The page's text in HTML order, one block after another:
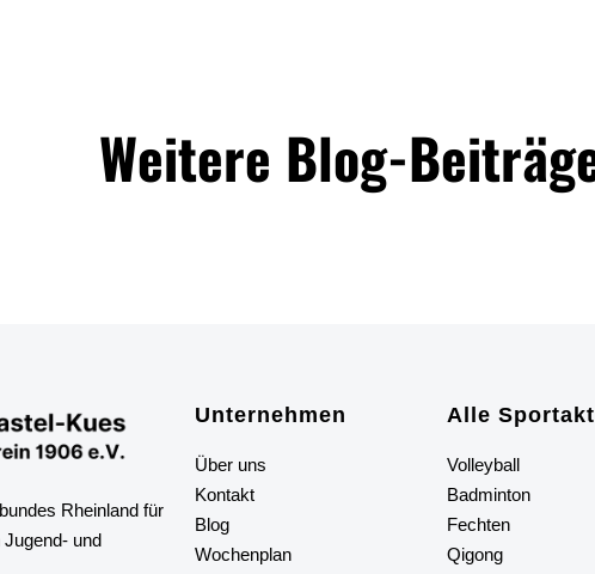
Weitere Blog-
Rheinland für
und
Unternehmen
Über uns
Kontakt
Blog
Wochenplan
AlleS
Volleyball
Badminton
Fechten
Qigong